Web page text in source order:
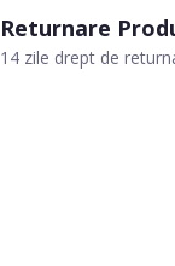
Returnare
14 zile drept de